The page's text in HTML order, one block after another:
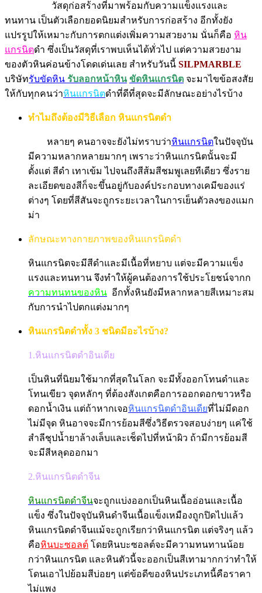
วัสดุก่อสร้างที่มาพร้อมกับความแข็งแรงและ
ทนทาน เป็นตัวเลือกยอดนิยมสำหรับการก่อสร้าง อีกทั้งยัง
แปรรูปให้เหมาะกับการตกแต่งเพิ่มความสวยงาม นั่นก็คือ หิน
แกรนิตดำ ซึ่งเป็นวัสดุที่เราพบเห็นได้ทั่วไป แต่ความสวยงาม
ของตัวหินค่อนข้างโดดเด่นเลย สำหรับวันนี้ SILPMARBLE
บริษัทรับขัดหิน รับลอกหน้าหิน ขัดหินแกรนิต จะมาไขข้อสงสัย
ให้กับทุกคนว่าหินแกรนิตดำที่ดีที่สุดจะมีลักษณะอย่างไรบ้าง
ทำไมถึงต้องมีวิธีเลือก หินแกรนิตดำ
หลายๆ คนอาจจะยังไม่ทราบว่าหินแกรนิตในปัจจุบัน
มีความหลากหลายมากๆ เพราะว่าหินแกรนิตนั้นจะมี
ตั้งแต่ สีดำ เทาเข้ม ไปจนถึงสีส้มสีชมพูเลยทีเดียว ซึ่งราย
ละเอียดของสีก็จะขึ้นอยู่กับองค์ประกอบทางเคมีของแร่
ต่างๆ โดยที่สีสันจะถูกระยะเวลาในการเย็นตัวลงของแมก
ม่า
ลักษณะทางกายภาพของหินแกรนิตดำ
หินแกรนิตจะมีสีดำและมีเนื้อที่หยาบ แต่จะมีความแข็ง
แรงและทนทาน จึงทำให้ผู้คนต้องการใช้ประโยชน์จากก
ความทนทนของหิน อีกทั้งหินยังมีหลากหลายสีเหมาะสม
กับการนำไปตกแต่งมากๆ
หินแกรนิตดำทั้ง 3 ชนิดมีอะไรบ้าง?
1.หินแกรนิตดำอินเดีย
เป็นหินที่นิยมใช้มากที่สุดในโลก จะมีทั้งออกโทนดำและ
โทนเขียว จุดหลักๆ ที่ต้องสังเกตคือการออกดอกขาวหรือ
ดอกน้ำเงิน แต่ถ้าหากเจอหินแกรนิตดำอินเดียที่ไม่มีดอก
ไม่มีจุด หินอาจจะมีการย้อมสีซึ่งวิธีตรวจสอบง่ายๆ แค่ใช้
สำลีชุปน้ำยาล้างเล็บและเช็ดไปที่หน้าผิว ถ้ามีการย้อมสี
จะมีสีหลุดออกมา
2.หินแกรนิตดำจีน
หินแกรนิตดำจีนจะถูกแบ่งออกเป็นหินเนื้ออ่อนและเนื้อ
แข็ง ซึ่งในปัจจุบันหินดำจีนเนื้อแข็งเหมืองถูกปิดไปแล้ว
หินแกรนิตดำจีนแม้จะถูกเรียกว่าหินแกรนิต แต่จริงๆ แล้ว
คือหินบะซอลต์ โดยหินบะซอลต์จะมีความทนทานน้อย
กว่าหินแกรนิต และหินตัวนี้จะออกเป็นสีเทามากกว่าทำให้
โดนเอาไปย้อมสีบ่อยๆ แต่ข้อดีของหินประเภทนี้คือราคา
ไม่แพง